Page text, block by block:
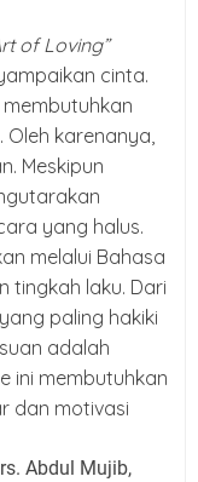
of Loving”
cinta.
karenanya,
Meskipun
yang halus.
melalui Bahasa
tingkah laku. Dari
paling hakiki
adalah
ini membutuhkan
dan motivasi
Abdul Mujib,